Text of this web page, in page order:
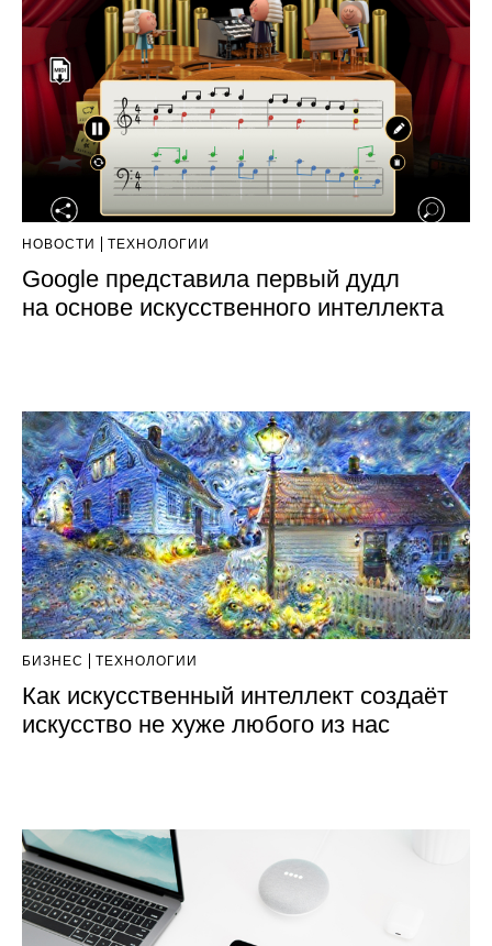
НОВОСТИ ТЕХНОЛОГИИ
Google представила первый дудл
на основе искусственного интеллекта
БИЗНЕС ТЕХНОЛОГИИ
Как искусственный интеллект создаёт
искусство не хуже любого из нас